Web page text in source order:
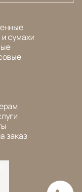
сумахи
заказ